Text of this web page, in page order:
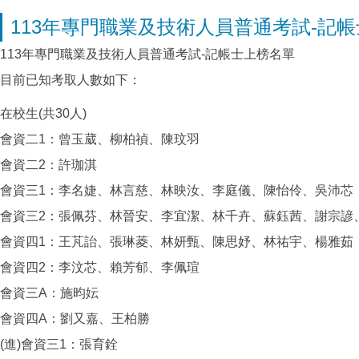
113年專門職業及技術人員普通考試-記
113年專門職業及技術人員普通考試-記帳士上榜名單
目前已知考取人數如下：
在校生(共30人)
會資二1：曾玉葳、柳柏禎、陳玟羽
會資二2：許珈淇
會資三1：李名婕、林言慈、林映汝、李庭儀、陳怡伶、吳沛芯
會資三2：張佩芬、林晉安、李宜潔、林千卉、蘇鈺茜、謝宗諺
會資四1：王芃詒、張琳菱、林妍甄、陳思妤、林祐宇、楊雅茹
會資四2：李汶芯、賴芳郁、李佩瑄
會資三A：施昀妘
會資四A：劉又嘉、王柏勝
(進)會資三1：張育銓